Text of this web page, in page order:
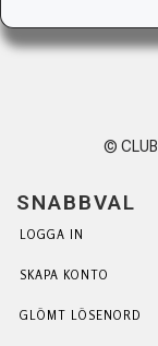
©
SNABBVAL
LOGGA IN
SKAPA KONTO
GLÖMT LÖSENORD